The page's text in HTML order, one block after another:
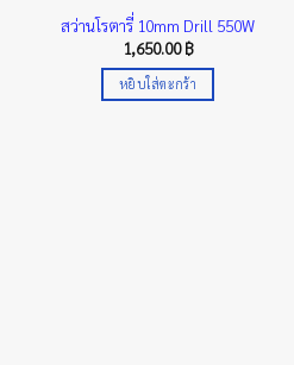
สว่านโรตารี่ 10mm Drill 550W
1,650.00฿
หยิบใส่ตะกร้า